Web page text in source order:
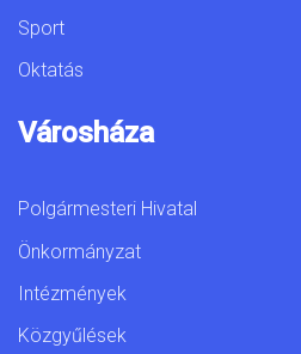
Sport
Oktatás
Városháza
Polgármesteri Hivatal
Önkormányzat
Intézmények
Közgyűlések